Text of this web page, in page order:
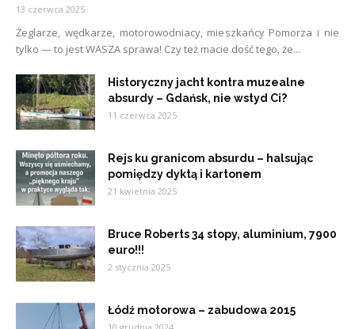
13 czerwca 2025
Żeglarze, wędkarze, motorowodniacy, mieszkańcy Pomorza i nie
tylko — to jest WASZA sprawa! Czy też macie dość tego, że...
Historyczny jacht kontra muzealne
absurdy – Gdańsk, nie wstyd Ci?
11 czerwca 2025
Rejs ku granicom absurdu – halsując
pomiędzy dyktą i kartonem
21 kwietnia 2025
Bruce Roberts 34 stopy, aluminium, 7900
euro!!!
2 stycznia 2025
Łódź motorowa – zabudowa 2015